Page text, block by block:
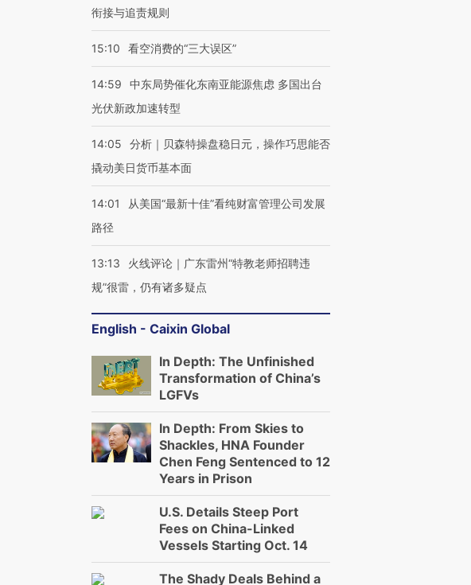
衔接与追责规则
15:10 看空消费的“三大误区”
14:59
中东局势催化东南亚能源焦虑 多国出台
光伏新政加速转型
14:05
分析｜贝森特操盘稳日元，操作巧思能否
撬动美日货币基本面
14:01
从美国“最新十佳”看纯财富管理公司发展
路径
13:13
火线评论｜广东雷州“特教老师招聘违
规”很雷，仍有诸多疑点
English - Caixin Global
In Depth: The Unfinished
Transformation of China’s
LGFVs
In Depth: From Skies to
Shackles, HNA Founder
Chen Feng Sentenced to 12
Years in Prison
U.S. Details Steep Port
Fees on China-Linked
Vessels Starting Oct. 14
The Shady Deals Behind a